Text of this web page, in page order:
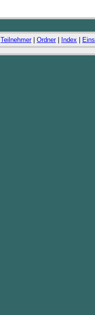
Teilnehmer| Ordner| Index